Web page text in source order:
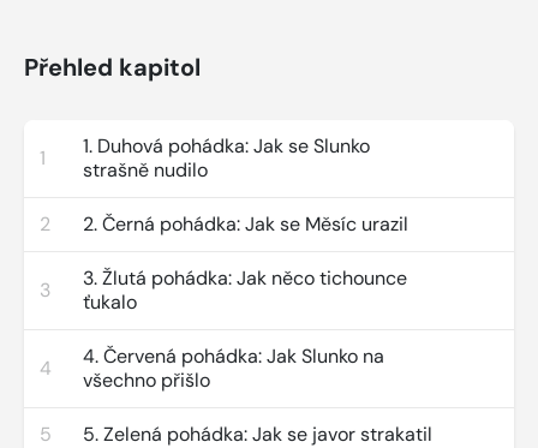
Přehled kapitol
1
1. Duhová pohádka: Jak se Slunko
strašně nudilo
2 2. Černá pohádka: Jak se Měsíc urazil
3
3. Žlutá pohádka: Jak něco tichounce
ťukalo
4
4. Červená pohádka: Jak Slunko na
všechno přišlo
5 5. Zelená pohádka: Jak se javor strakatil